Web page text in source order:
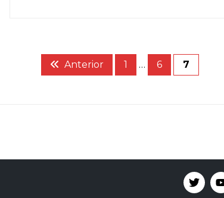
Anterior 1 … 6 7